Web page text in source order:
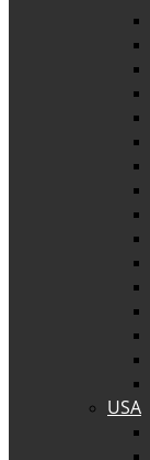
USA